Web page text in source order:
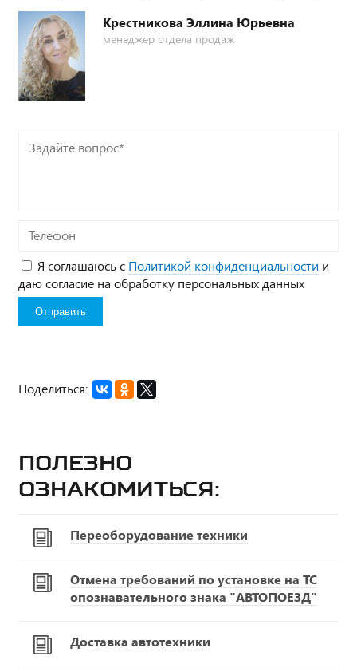
Крестникова Эллина Юрьевна
менеджер отдела продаж
Задайте
вопрос*
Телефон
Я соглашаюсь с Политикой конфиденциальности и
даю согласие на обработку персональных данных
Поделиться:
Полезно
ознакомиться:
Переоборудование техники
Отмена требований по установке на ТС
опознавательного знака "АВТОПОЕЗД"
Доставка автотехники